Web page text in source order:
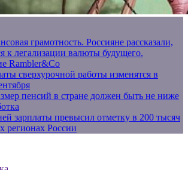
грамотность. Россияне рассказали,
к легализации валюты будущего.
Rambler&Co
сверхурочной работы изменятся в
пенсий в стране должен быть не ниже
зарплаты превысил отметку в 200 тысяч
регионах России